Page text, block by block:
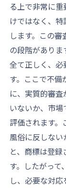
る上で非常に
けではなく、
します。この
の段階があり
全て正しく、必
す。ここで不
に、実質的審
いないか、市
評価されます
風俗に反しな
と、商標は登
す。したがっ
し、必要な対